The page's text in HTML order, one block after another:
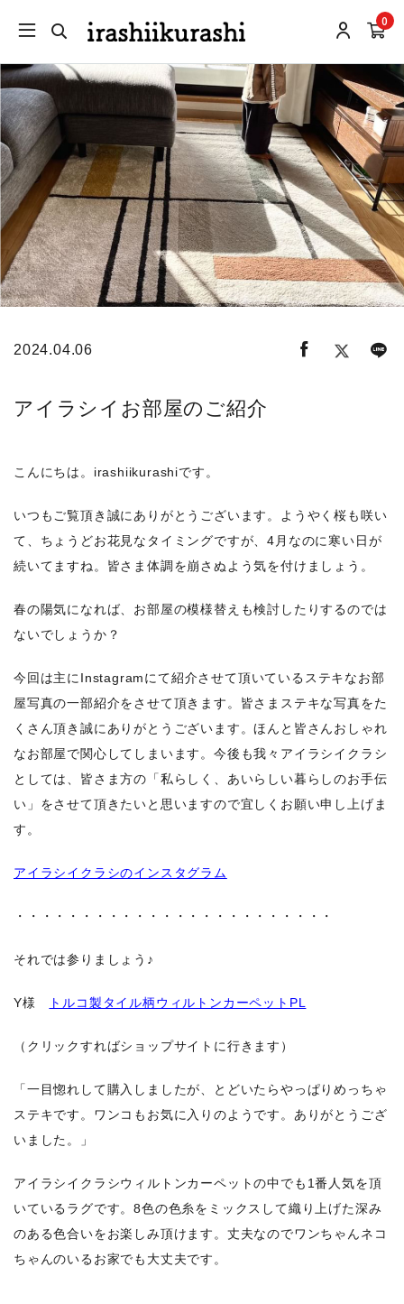
0
2024.04.06
アイラシイお部屋のご紹介
こんにちは。irashiikurashiです。
いつもご覧頂き誠にありがとうございます。ようやく桜も咲い
て、ちょうどお花見なタイミングですが、4月なのに寒い日が
続いてますね。皆さま体調を崩さぬよう気を付けましょう。
春の陽気になれば、お部屋の模様替えも検討したりするのでは
ないでしょうか？
今回は主にInstagramにて紹介させて頂いているステキなお部
屋写真の一部紹介をさせて頂きます。皆さまステキな写真をた
くさん頂き誠にありがとうございます。ほんと皆さんおしゃれ
なお部屋で関心してしまいます。今後も我々アイラシイクラシ
としては、皆さま方の「私らしく、あいらしい暮らしのお手伝
い」をさせて頂きたいと思いますので宜しくお願い申し上げま
す。
アイラシイクラシのインスタグラム
・・・・・・・・・・・・・・・・・・・・・・・・
それでは参りましょう♪
Y様 トルコ製タイル柄ウィルトンカーペットPL
（クリックすればショップサイトに行きます）
「一目惚れして購入しましたが、とどいたらやっぱりめっちゃ
ステキです。ワンコもお気に入りのようです。ありがとうござ
いました。」
アイラシイクラシウィルトンカーペットの中でも1番人気を頂
いているラグです。8色の色糸をミックスして織り上げた深み
のある色合いをお楽しみ頂けます。丈夫なのでワンちゃんネコ
ちゃんのいるお家でも大丈夫です。